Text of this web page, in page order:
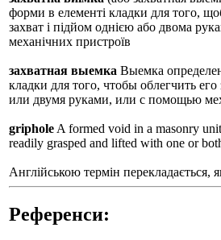
форми в елементі кладки для того,
захват і підйом однією або двома
механічних пристроїв
захватная выемка Выемка
кладки для того, чтобы облегчить
или двумя руками, или с помощью
griphole A formed void in a masonry
readily grasped and lifted with one or
Англійською термін перекладається,
Референси: